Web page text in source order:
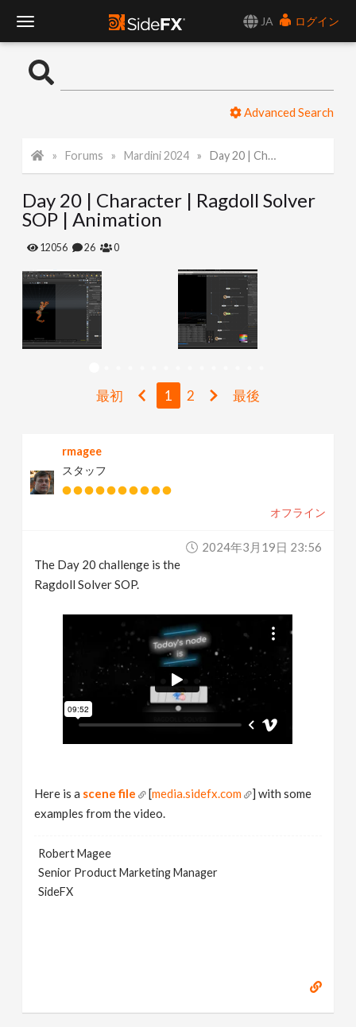
JA
ログイン
o
l
e
Advanced Search
Forums Mardini 2024 Day 20 | Character | Ragdoll Solver SOP | Animation
Day 20 | Character | Ragdoll Solver
SOP | Animation
12056 26 0
最初 1 2 最後
rmagee
スタッフ
オフライン
2024年3月19日 23:56
The Day 20 challenge is the
Ragdoll Solver SOP.
Here is a scene file [media.sidefx.com
] with some
examples from the video.
Robert Magee
Senior Product Marketing Manager
SideFX